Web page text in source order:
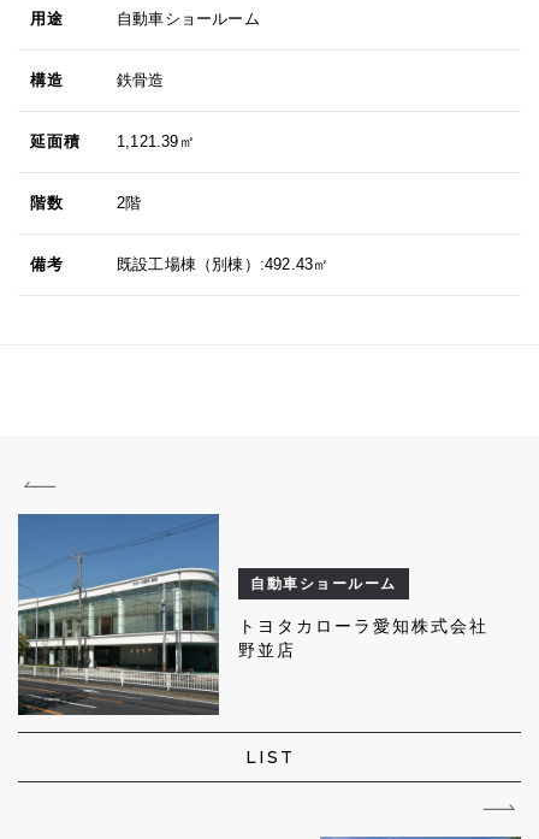
用途 自動車ショールーム
構造 鉄骨造
延面積 1,121.39㎡
階数 2階
備考 既設工場棟（別棟）:492.43㎡
自動車ショールーム
トヨタカローラ愛知株式会社
野並店
LIST